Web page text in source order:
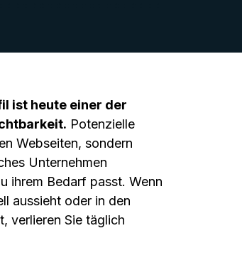
ist heute einer der
Potenzielle
Webseiten, sondern
Unternehmen
ihrem Bedarf passt. Wenn
aussieht oder in den
verlieren Sie täglich